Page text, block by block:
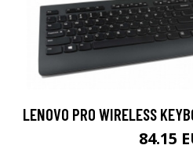
LENOVO PRO WIRELESS
84.15